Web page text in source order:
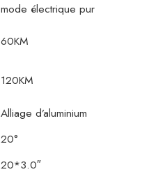
mode électrique pur
60KM
120KM
Alliage d’aluminium
20°
20*3.0″